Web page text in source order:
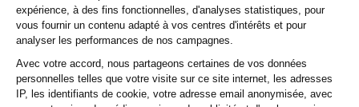
Le Responsable de Développement Commercial
joue un rôle clé dans la croissance et la
compétitivité des entreprises en identifiant et
exploitant de nouvelles opportunités de
marché. Ce métier stratégique demande des
compétences analytiques, relationnelles et une